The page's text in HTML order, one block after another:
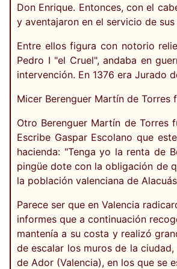
Don Enrique. Entonces, con el
y aventajaron en el servicio de
Entre ellos figura con notorio
Pedro I "el Cruel", andaba en
intervención. En 1376 era Jurado
Micer Berenguer Martín de
Otro Berenguer Martín de Torres
Escribe Gaspar Escolano que
hacienda: "Tenga yo la renta de
pingüe dote con la obligación de
la población valenciana de
Parece ser que en Valencia
informes que a continuación
mantenía a su costa y realizó
de escalar los muros de la
de Ador (Valencia), en los que se